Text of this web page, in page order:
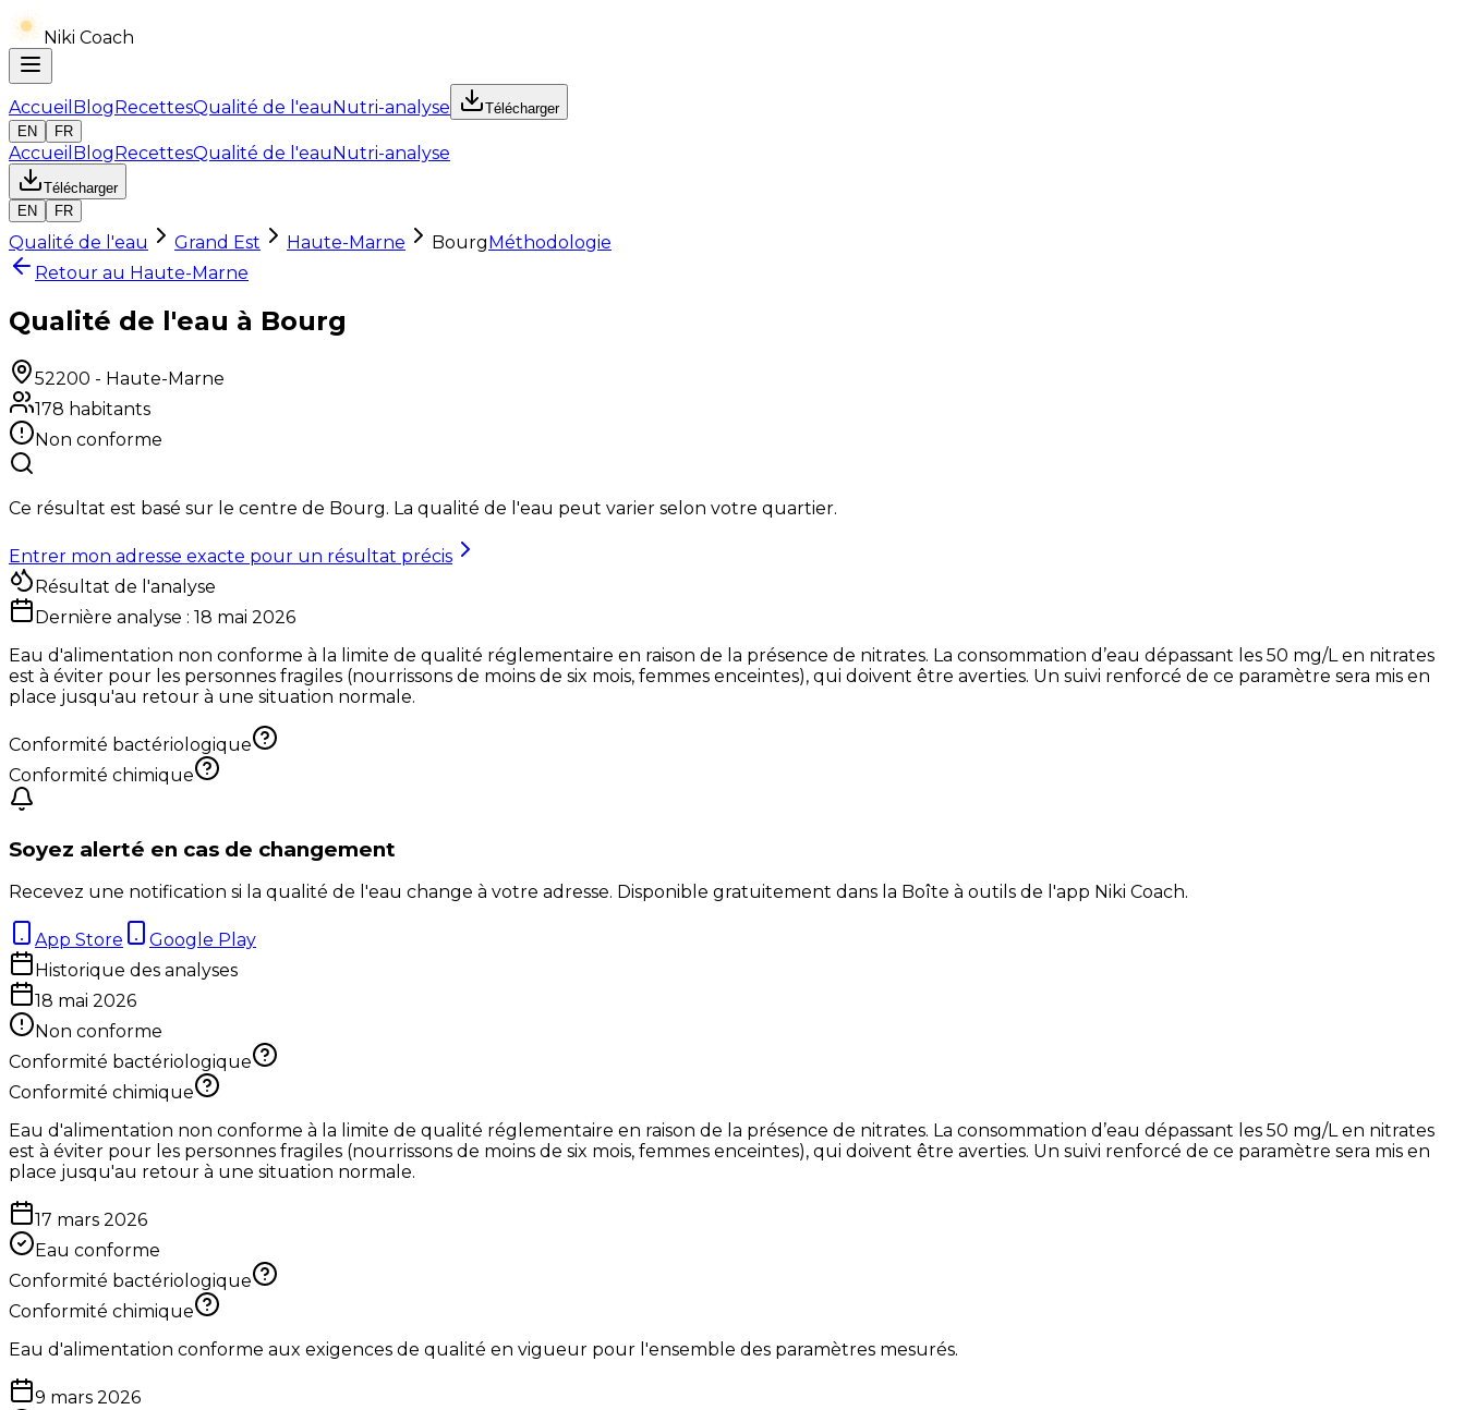
Niki Coach
Accueil BlogRecettesQualité de l'eauNutri-analyse
Télécharger
EN
FR
Accueil BlogRecettesQualité de l'eauNutri-analyse
Télécharger
EN
FR
Qualité de l'eau Grand Est Haute-Marne BourgMéthodologie
Retour au Haute-Marne
Qualité de l'eau à Bourg
52200 - Haute-Marne
178 habitants
Non conforme
Ce résultat est basé sur le centre de Bourg. La qualité de l'eau peut varier selon votre quartier.
Entrer mon adresse exacte pour un résultat précis
Résultat de l'analyse
Dernière analyse : 18 mai 2026
Eau d'alimentation non conforme à la limite de qualité réglementaire en raison de la présence de nitrates. La consommation d’eau dépassant les 50 mg/L en nitrates
est à éviter pour les personnes fragiles (nourrissons de moins de six mois, femmes enceintes), qui doivent être averties. Un suivi renforcé de ce paramètre sera mis en
place jusqu'au retour à une situation normale.
Conformité bactériologique
Conformité chimique
Soyez alerté en cas de changement
Recevez une notification si la qualité de l'eau change à votre adresse. Disponible gratuitement dans la Boîte à outils de l'app Niki Coach.
App Store
Google Play
Historique des analyses
18 mai 2026
Non conforme
Conformité bactériologique
Conformité chimique
Eau d'alimentation non conforme à la limite de qualité réglementaire en raison de la présence de nitrates. La consommation d’eau dépassant les 50 mg/L en nitrates
est à éviter pour les personnes fragiles (nourrissons de moins de six mois, femmes enceintes), qui doivent être averties. Un suivi renforcé de ce paramètre sera mis en
place jusqu'au retour à une situation normale.
17 mars 2026
Eau conforme
Conformité bactériologique
Conformité chimique
Eau d'alimentation conforme aux exigences de qualité en vigueur pour l'ensemble des paramètres mesurés.
9 mars 2026